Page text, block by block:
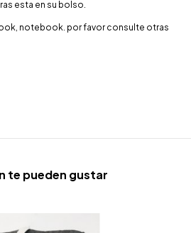
esta en su bolso.
notebook. por favor consulte otras
te pueden gustar